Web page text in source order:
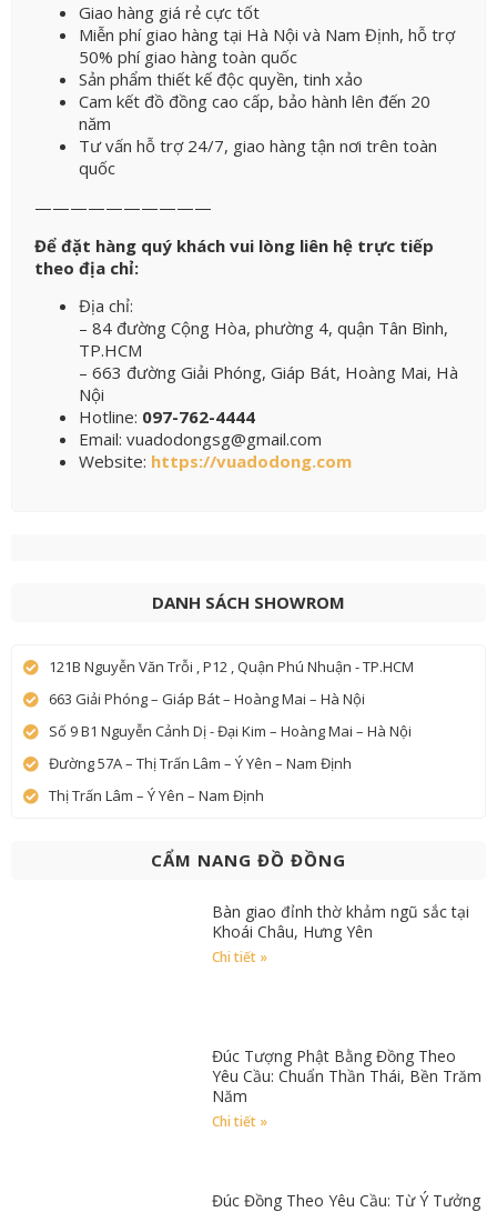
Giao hàng giá rẻ cực tốt
Miễn phí giao hàng tại Hà Nội và Nam Định, hỗ trợ
50% phí giao hàng toàn quốc
Sản phẩm thiết kế độc quyền, tinh xảo
Cam kết đồ đồng cao cấp, bảo hành lên đến 20
năm
Tư vấn hỗ trợ 24/7, giao hàng tận nơi trên toàn
quốc
——————————
Để đặt hàng quý khách vui lòng liên hệ trực tiếp
theo địa chỉ:
Địa chỉ:
– 84 đường Cộng Hòa, phường 4, quận Tân Bình,
TP.HCM
– 663 đường Giải Phóng, Giáp Bát, Hoàng Mai, Hà
Nội
Hotline: 097-762-4444
Email: vuadodongsg@gmail.com
Website: https://vuadodong.com
DANH SÁCH SHOWROM
121B Nguyễn Văn Trỗi , P12 , Quận Phú Nhuận - TP.HCM
663 Giải Phóng – Giáp Bát – Hoàng Mai – Hà Nội
Số 9 B1 Nguyễn Cảnh Dị - Đại Kim – Hoàng Mai – Hà Nội
Đường 57A – Thị Trấn Lâm – Ý Yên – Nam Định
Thị Trấn Lâm – Ý Yên – Nam Định
CẨM NANG ĐỒ ĐỒNG
Bàn giao đỉnh thờ khảm ngũ sắc tại
Khoái Châu, Hưng Yên
Chi tiết »
Đúc Tượng Phật Bằng Đồng Theo
Yêu Cầu: Chuẩn Thần Thái, Bền Trăm
Năm
Chi tiết »
Đúc Đồng Theo Yêu Cầu: Từ Ý Tưởng